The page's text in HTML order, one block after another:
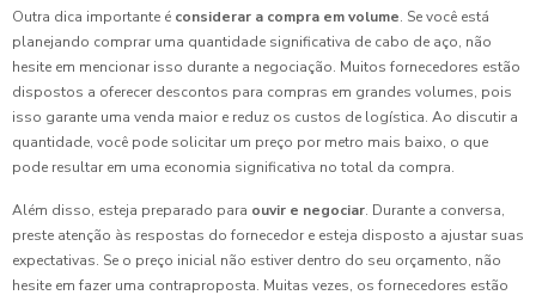
Outra dica importante é considerar a compra em volume. Se você está
planejando comprar uma quantidade significativa de cabo de aço, não
hesite em mencionar isso durante a negociação. Muitos fornecedores estão
dispostos a oferecer descontos para compras em grandes volumes, pois
isso garante uma venda maior e reduz os custos de logística. Ao discutir a
quantidade, você pode solicitar um preço por metro mais baixo, o que
pode resultar em uma economia significativa no total da compra.
Além disso, esteja preparado para ouvir e negociar. Durante a conversa,
preste atenção às respostas do fornecedor e esteja disposto a ajustar suas
expectativas. Se o preço inicial não estiver dentro do seu orçamento, não
hesite em fazer uma contraproposta. Muitas vezes, os fornecedores estão